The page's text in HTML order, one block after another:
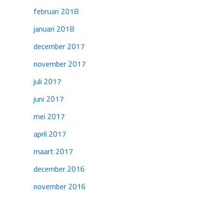
februari 2018
januari 2018
december 2017
november 2017
juli 2017
juni 2017
mei 2017
april 2017
maart 2017
december 2016
november 2016